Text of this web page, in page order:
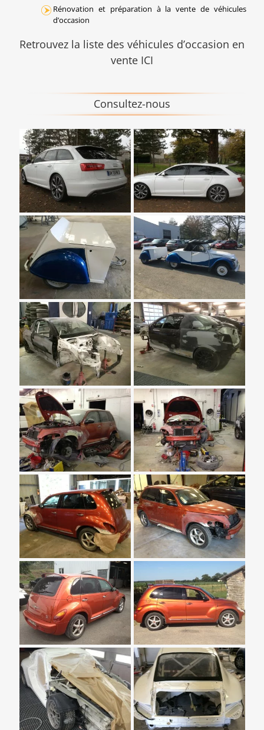
Rénovation et préparation à la vente de véhicules
d’occasion
Retrouvez la liste des véhicules d’occasion en
vente ICI
Consultez-nous